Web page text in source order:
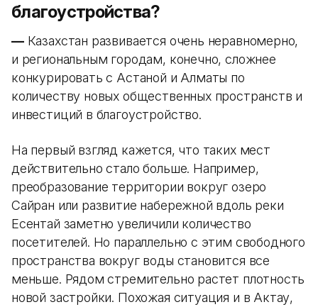
благоустройства?
—Казахстан развивается очень неравномерно,
и региональным городам, конечно, сложнее
конкурировать с Астаной и Алматы по
количеству новых общественных пространств и
инвестиций в благоустройство.
На первый взгляд кажется, что таких мест
действительно стало больше. Например,
преобразование территории вокруг озеро
Сайран или развитие набережной вдоль реки
Есентай заметно увеличили количество
посетителей. Но параллельно с этим свободного
пространства вокруг воды становится все
меньше. Рядом стремительно растет плотность
новой застройки. Похожая ситуация и в Актау,